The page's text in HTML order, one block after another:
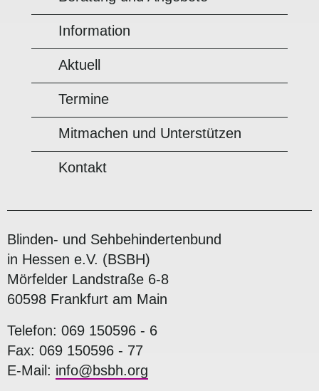
Information
Aktuell
Termine
Mitmachen und Unterstützen
Kontakt
Blinden- und Sehbehindertenbund
in Hessen e.V. (BSBH)
Mörfelder Landstraße 6-8
60598 Frankfurt am Main
Telefon: 069 150596 - 6
Fax: 069 150596 - 77
E-Mail: info@bsbh.org